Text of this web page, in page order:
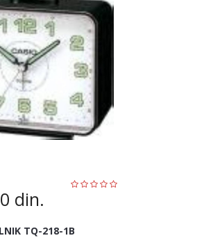
din.
TQ-218-1B